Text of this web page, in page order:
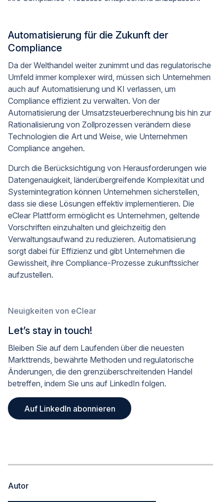
Automatisierung für die Zukunft der
Compliance
Da der Welthandel weiter zunimmt und das regulatorische
Umfeld immer komplexer wird, müssen sich Unternehmen
auch auf Automatisierung und KI verlassen, um
Compliance effizient zu verwalten. Von der
Automatisierung der Umsatzsteuerberechnung bis hin zur
Rationalisierung von Zollprozessen verändern diese
Technologien die Art und Weise, wie Unternehmen
Compliance angehen.
Durch die Berücksichtigung von Herausforderungen wie
Datengenauigkeit, länderübergreifende Komplexität und
Systemintegration können Unternehmen sicherstellen,
dass sie diese Lösungen effektiv implementieren. Die
eClear Plattform ermöglicht es Unternehmen, geltende
Vorschriften einzuhalten und gleichzeitig den
Verwaltungsaufwand zu reduzieren. Automatisierung
sorgt dabei für Effizienz und gibt Unternehmen die
Gewissheit, ihre Compliance-Prozesse zukunftssicher
aufzustellen.
Neuigkeiten von eClear
Let’s stay in touch!
Bleiben Sie auf dem Laufenden über die neuesten
Markttrends, bewährte Methoden und regulatorische
Änderungen, die den grenzüberschreitenden Handel
betreffen, indem Sie uns auf LinkedIn folgen.
Auf LinkedIn abonnieren
Autor